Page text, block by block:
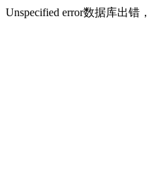
Unspecified error数据库出错